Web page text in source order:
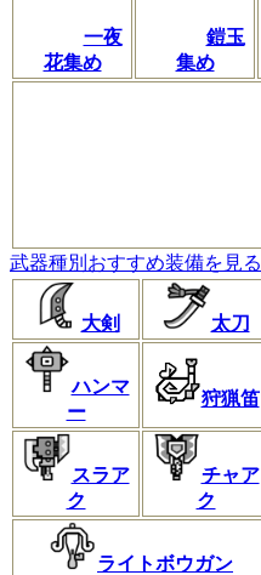
一夜
花集め
鎧玉
集め
武器種別おすすめ装備を見る
大剣 太刀
ハンマ
ー
狩猟笛
スラア
ク
チャア
ク
ライトボウガン